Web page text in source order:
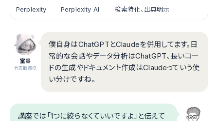
Perplexity Perplexity AI 検索特化、出典明示
室谷
代表取締役
僕自身はChatGPTとClaudeを併用してます。日
常的な会話やデータ分析はChatGPT、長いコー
ドの生成やドキュメント作成はClaudeっていう使
い分けですね。
講座では「1つに絞らなくていいですよ」と伝えて